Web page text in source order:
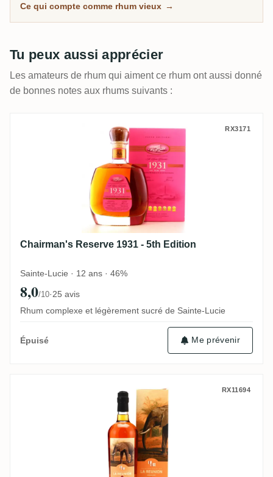
Ce qui compte comme rhum vieux →
Tu peux aussi apprécier
Les amateurs de rhum qui aiment ce rhum ont aussi donné
de bonnes notes aux rhums suivants :
Chairman's Reserve 1931 - 5th Edition
RX3171
Chairman's Reserve 1931 - 5th Edition
Sainte-Lucie · 12 ans · 46%
8,0/10·25 avis
Rhum complexe et légèrement sucré de Sainte-Lucie
Épuisé Me prévenir
Romdeluxe Savanna Collectors Series
RX11694